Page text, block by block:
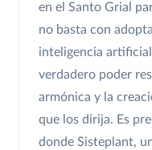
en el Santo Grial
no basta con
inteligencia artificial
verdadero poder
armónica y la
que los dirija. Es
donde Sisteplant,